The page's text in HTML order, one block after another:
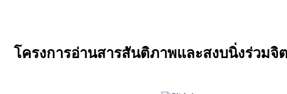
โครงการอ่านสารสันติภาพและสงบนิ่งร่วมจิ